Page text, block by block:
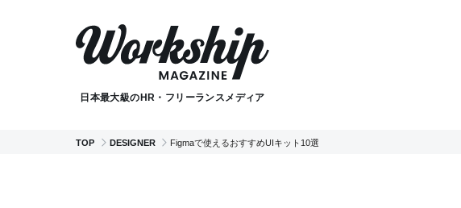
日本最大級のHR・フリーランスメディア
TOP DESIGNER Figmaで使えるおすすめUIキット10選